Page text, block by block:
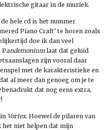
gitaar in de muziek.
hele cd is het nummer
Piano Craft’ te horen zoals
doe ik dan veel
Pandemoniumlaat dat geluid
zijn vooral daar
met de karakteristieke en
al meer dan genoeg om je te
benadrukt dat nog eens extra,
Vortex. Hoewel de pilaren van
het niet helpen dat mijn